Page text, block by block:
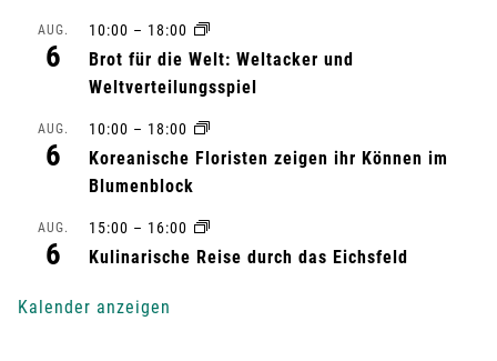
-
AUG.
6
10:00 – 18:00
Brot für die Welt: Weltacker und
Weltverteilungsspiel
AUG.
6
10:00 – 18:00
Koreanische Floristen zeigen ihr Können im
Blumenblock
AUG.
6
15:00 – 16:00
Kulinarische Reise durch das Eichsfeld
Kalender anzeigen